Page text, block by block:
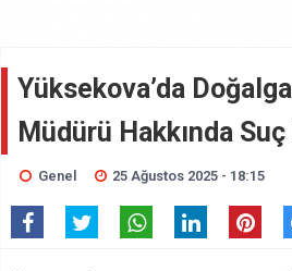
Yüksekova’da
Müdürü Hakkında
Genel 25 Ağustos 2025 - 18:15